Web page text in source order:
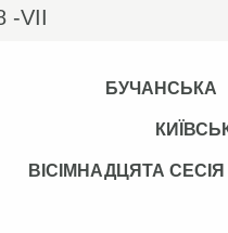
VІІ
ВІСІМНАДЦЯТА